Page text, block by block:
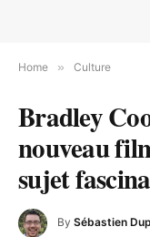
Home » Culture
Bradley
nouveau
sujet
By Sébastien